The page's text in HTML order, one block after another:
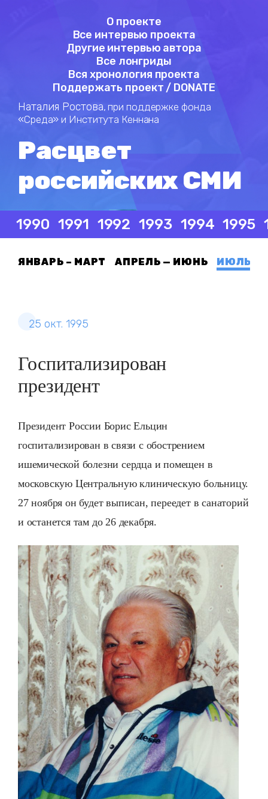
О проекте
Все интервью проекта
Другие интервью автора
Все лонгриды
Вся хронология проекта
Поддержать проект / DONATE
Наталия Ростова, при поддержке фонда
«Среда» и Института Кеннана
Расцвет
российских СМИ
1990 1991 1992 1993 1994 1995
ЯНВАРЬ – МАРТ АПРЕЛЬ — ИЮНЬ ИЮЛЬ —
25 окт. 1995
Госпитализирован
президент
Президент России Борис Ельцин
госпитализирован в связи с обострением
ишемической болезни сердца и помещен в
московскую Центральную клиническую больницу.
27 ноября он будет выписан, переедет в санаторий
и останется там до 26 декабря.